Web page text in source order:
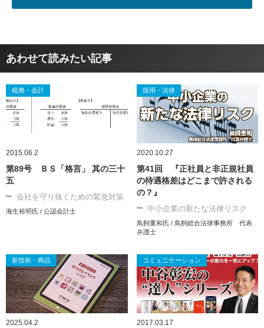
あわせて読みたい記事
税務・会計
2015.06.2
第89号 ＢＳ「格言」 其の三十
五
会社を守り抜くための緊急対策
海生裕明氏 / 公認会計士
採用・法律
2020.10.27
第41回 『正社員と非正規社員
の待遇格差はどこまで許される
の？』
中小企業の新たな法律リスク
鳥飼重和氏 / 鳥飼総合法律事務所 代表
弁護士
新技術・商品
2025.04.2
コミュニケーション
2017.03.17